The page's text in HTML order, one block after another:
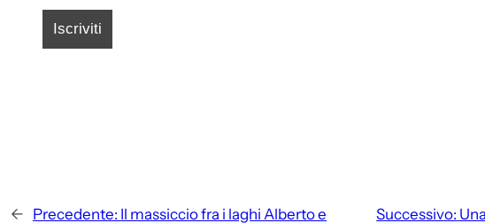
← Precedente: Il massiccio fra i laghi Alberto e
Successivo: